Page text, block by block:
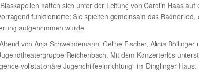
hatten sich unter der Leitung von Carolin Haas auf
funktionierte: Sie spielten gemeinsam das Badnerlied,
aufgenommen wurde.
von Anja Schwendemann, Celine Fischer, Alicia Böllinger
Reichenbach. Mit dem Konzerterlös
vollstationäre Jugendhilfeeinrichtung“ im Dinglinger Haus.